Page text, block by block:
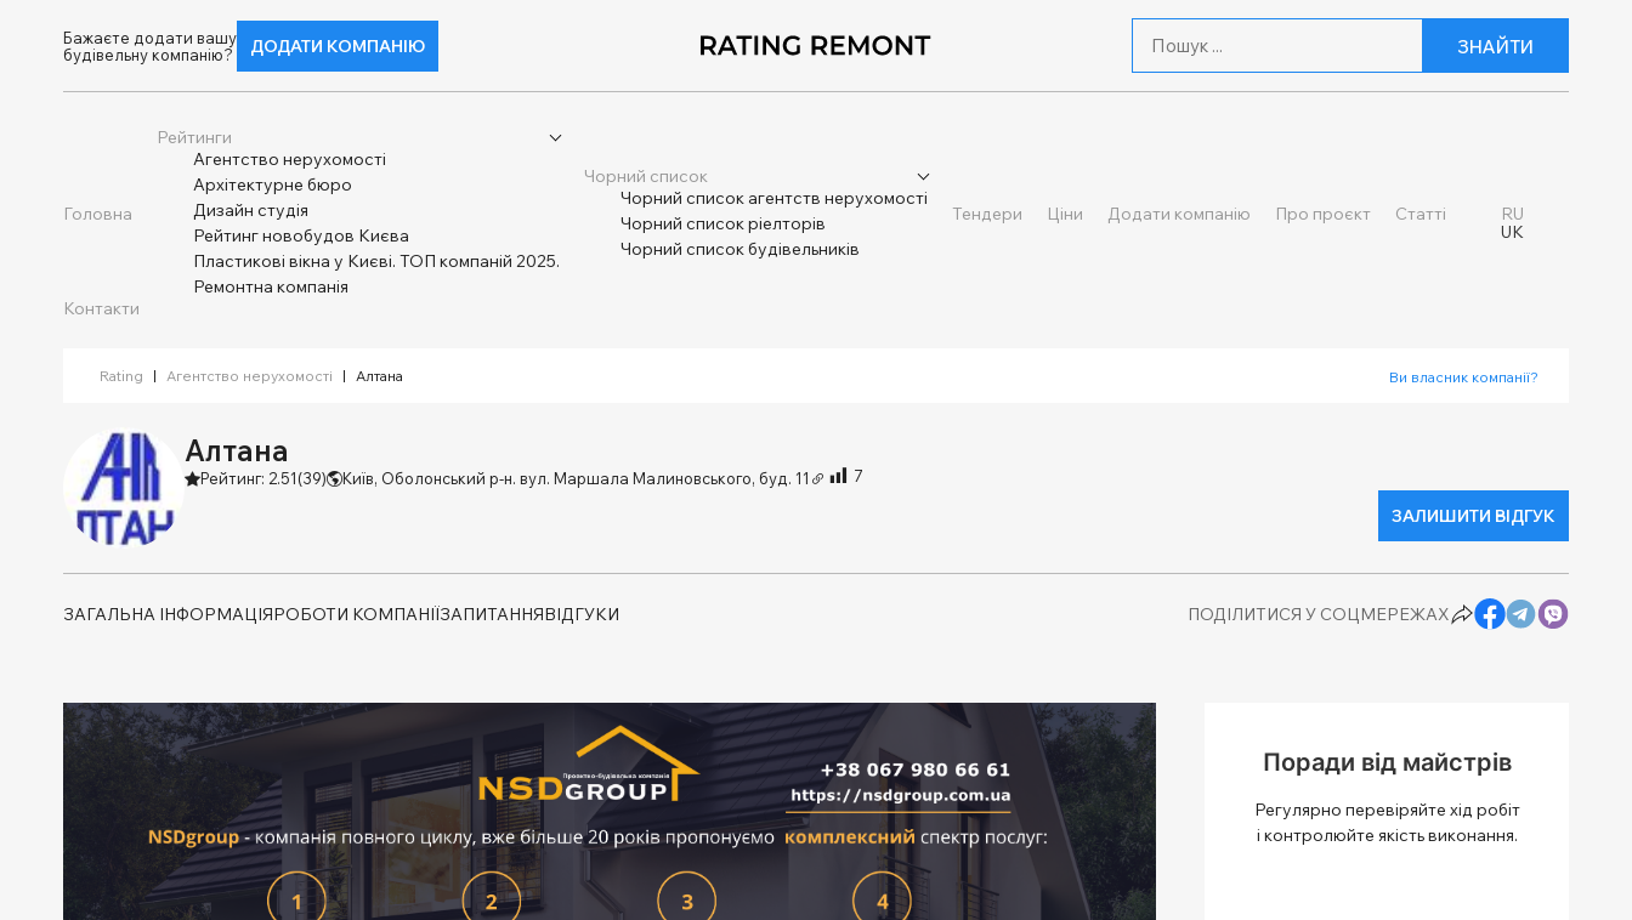
Бажаєте додати вашу
будівельну компанію?
ДОДАТИ КОМПАНІЮ ЗНАЙТИ
Головна
Рейтинги
Агентство нерухомості
Архітектурне бюро
Дизайн студія
Рейтинг новобудов Києва
Пластикові вікна у Києві. ТОП компаній 2025.
Ремонтна компанія
Чорний список
Чорний список агентств нерухомості
Чорний список ріелторів
Чорний список будівельників
Тендери Ціни Додати компанію Про проєкт Статті
Контакти
RU
UK
Rating | Агентство нерухомості | Алтана Ви власник компанії?
Алтана
Рейтинг: 2.51(39) Київ, Оболонський р-н. вул. Маршала Малиновського, буд. 11 7
ЗАЛИШИТИ ВІДГУК
ЗАГАЛЬНА ІНФОРМАЦІЯРОБОТИ КОМПАНІЇЗАПИТАННЯВІДГУКИ ПОДІЛИТИСЯ У СОЦМЕРЕЖАХ
Поради від майстрів
Регулярно перевіряйте хід робіт
і контролюйте якість виконання.